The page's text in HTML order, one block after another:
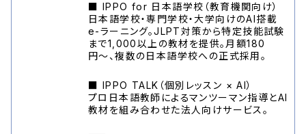
■ IPPO for 日本語学校（教育機関向け）
日本語学校・専門学校・大学向けのAI搭載
e-ラーニング。JLPT対策から特定技能試験
まで1,000以上の教材を提供。月額180
円〜、複数の日本語学校への正式採用。
■ IPPO TALK（個別レッスン × AI）
プロ日本語教師によるマンツーマン指導とAI
教材を組み合わせた法人向けサービス。